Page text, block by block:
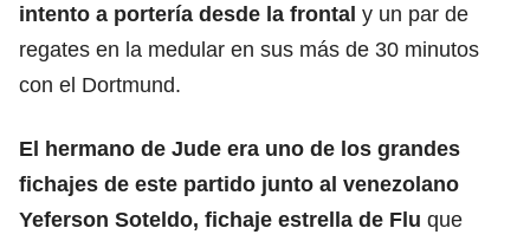
intento a portería desde la frontal y un par de
regates en la medular en sus más de 30 minutos
con el Dortmund.
El hermano de Jude era uno de los grandes
fichajes de este partido junto al venezolano
Yeferson Soteldo, fichaje estrella de Flu que